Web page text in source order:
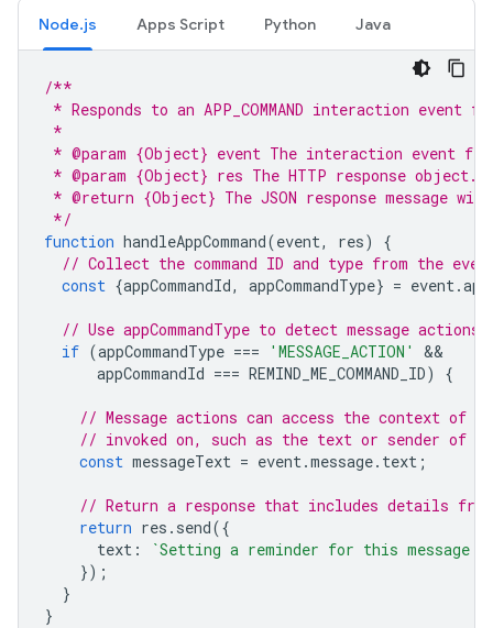
Node.js Apps Script Python Java
/**
* Responds to an APP_COMMAND interaction event
*
* @param {Object} event The interaction event
* @param {Object} res The HTTP response object.
* @return {Object} The JSON response message
*/
function handleAppCommand(event, res)
{
// Collect the command ID and type from the
const {appCommandId, appCommandType} = event.
// Use appCommandType to detect message actions.
if (appCommandType === 'MESSAGE_ACTION'
appCommandId === REMIND_ME_COMMAND_ID) {
// Message actions can access the context of
// invoked on, such as the text or sender of
const messageText = event.message. text ;
// Return a response that includes details
return res . send({
text :
`Setting a reminder for this message:
});
}
}